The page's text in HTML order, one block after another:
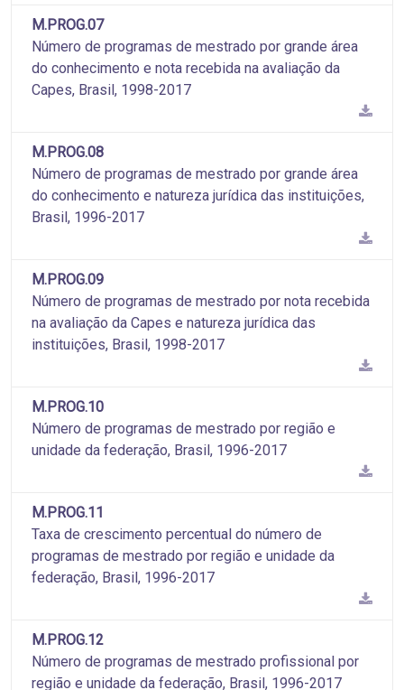
M.PROG.07
Número de programas de mestrado por grande área
do conhecimento e nota recebida na avaliação da
Capes, Brasil, 1998-2017
M.PROG.08
Número de programas de mestrado por grande área
do conhecimento e natureza jurídica das instituições,
Brasil, 1996-2017
M.PROG.09
Número de programas de mestrado por nota recebida
na avaliação da Capes e natureza jurídica das
instituições, Brasil, 1998-2017
M.PROG.10
Número de programas de mestrado por região e
unidade da federação, Brasil, 1996-2017
M.PROG.11
Taxa de crescimento percentual do número de
programas de mestrado por região e unidade da
federação, Brasil, 1996-2017
M.PROG.12
Número de programas de mestrado profissional por
região e unidade da federação, Brasil, 1996-2017